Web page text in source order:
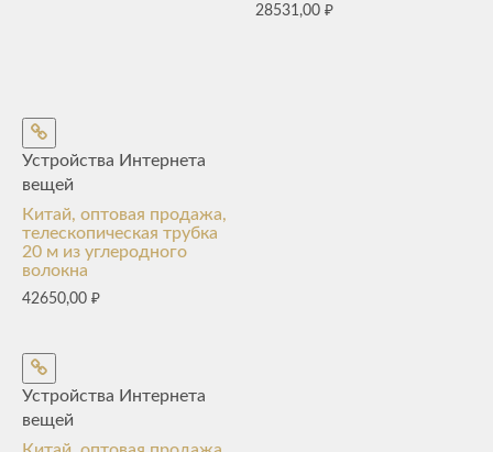
28531,00₽
Устройства Интернета
вещей
Китай, оптовая продажа,
телескопическая трубка
20 м из углеродного
волокна
42650,00 ₽
Устройства Интернета
вещей